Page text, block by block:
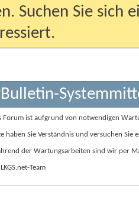
Suchen Sie sich
Forum ist aufgrund von notwendigen
haben Sie Verständnis und versuchen Sie
der Wartungsarbeiten sind wir per
Team